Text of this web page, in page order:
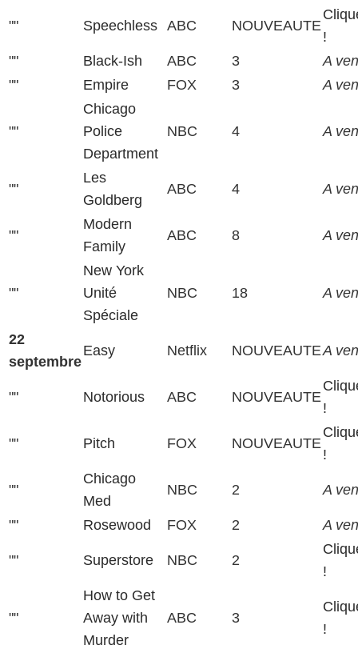
"" Speechless ABC NOUVEAUTE
!
""
Black-Ish ABC 3
A
""
Empire FOX 3 A
""
Chicago
Police
Department
NBC 4 A
""
Les
Goldberg
ABC 4 A
""
Modern
Family
ABC 8 A
""
New York
Unité
Spéciale
NBC 18 A
22
septembre
Easy Netflix NOUVEAUTEA
"" Notorious ABC NOUVEAUTE
!
"" Pitch FOX NOUVEAUTE
!
""
Chicago
Med
NBC 2 A
"" Rosewood FOX 2 A
"" Superstore NBC 2
!
""
How to Get
Away with
Murder
ABC 3
!